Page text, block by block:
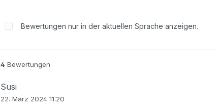
Bewertungen nur in der aktuellen Sprache anzeigen.
4 Bewertungen
Susi
22. März 2024 11:20